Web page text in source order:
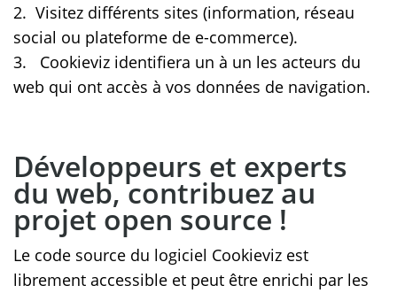
2. Visitez différents sites (information, réseau
social ou plateforme de e-commerce).
3. Cookieviz identifiera un à un les acteurs du
web qui ont accès à vos données de navigation.
Développeurs et experts
du web, contribuez au
projet open source !
Le code source du logiciel Cookieviz est
librement accessible et peut être enrichi par les